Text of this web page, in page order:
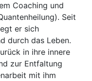
Coaching und
Seit
er sich
durch das Leben.
in ihre innere
zur Entfaltung
mit ihm